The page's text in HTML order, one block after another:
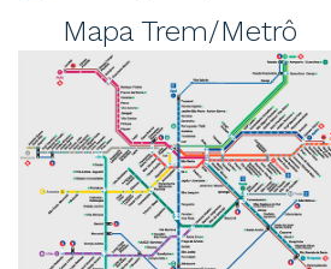
Mapa Trem/Metrô